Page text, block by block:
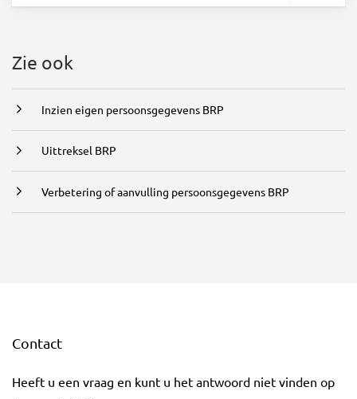
Zie ook
Inzien eigen persoonsgegevens BRP
Uittreksel BRP
Verbetering of aanvulling persoonsgegevens BRP
Contact
Heeft u een vraag en kunt u het antwoord niet vinden op